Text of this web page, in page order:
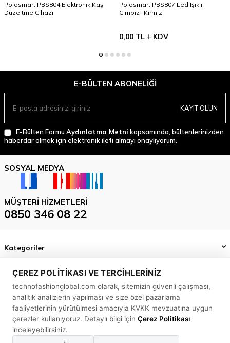
ÇEREZ POLITIKASI VE TERCIHLERINIZ
technofashionglobal.com olarak, sitemizin güvenli çalışması,
analitik analizlerin yapılması ve size özel pazarlama
faaliyetlerinin yürütülmesi amacıyla KVKK mevzuatına uygun
çerezler kullanıyoruz. Detaylı bilgi için Çerez Politikası
inceleyebilirsiniz.
Polosmart PBS804 Elektronik Kaş
Düzeltme Cihazı
Polosmart PBS807 Led Işıklı
Cımbız- Kırmızı
0,00TL KDV
E-BÜLTEN ABONELIĞI
KAYIT OLUN
E-Bülten Formu Aydınlatma Metni kapsamında, bültenlerinizden
haberdar olmak için elektronik ileti almayı onaylıyorum.
SOSYAL MEDYA
MÜŞTERI HIZMETLERI
0850 346 08 22
Kategoriler
Önemli Bilgiler
Hızlı Erişim
MASLAK MAH. BİLİM SK. SUN PLAZA NO: 5 A İÇ KAPI NO: 58
SARIYER/ İSTANBUL
0850 346 08 22